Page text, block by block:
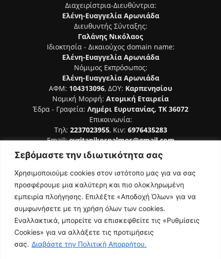
Σεβόμαστε την ιδιωτικότητα σας
Χρησιμοποιούμε cookies στον ιστότοπο μας για να σας
προσφέρουμε μια καλύτερη και πιο ολοκληρωμένη
εμπειρία πλοήγησης. Επιλέξτε «Αποδοχή Όλων» για να
συμφωνήσετε με τη χρήση όλων των cookies.
Εναλλακτικά, μπορείτε να επισκεφθείτε τις «Ρυθμίσεις
Cookies» για να αλλάξετε τις προτιμήσεις
σας. Διαβάστε την Πολιτική Απορρήτου.
Διαχειρίστρια-Διευθύντρια:
Ελένη-Ευαγγελία Αρωνιάδα
Διευθυντής Σύνταξης:
Γαλάνης Νικόλαος
Ιδιοκτησία - Δικαιούχος domain name:
Ελένη-Ευαγγελία Αρωνιάδα
Νόμιμος Εκπρόσωπος:
Ελένη-Ευαγγελία Αρωνιάδα
ΑΦΜ: 104313096, ΔΟΥ: Καρπενησίου
Νομική Μορφή: Ατομική Εταιρεία
Έδρα - Γραφεία: Λημέρι Ευρυτανίας, ΤΚ 36072
Επικοινωνία:
Τηλ: 2237023955, Κιν: 6976435283
Email:evritanikospalmos@gmail.com
Αριθμός Πιστοποίησης Μ.Η.Τ. 242044
ΑΚΟΛΟΥΘΗΣΕ ΜΑΣ